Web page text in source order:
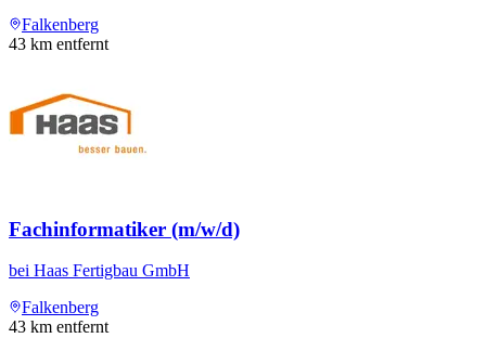
Falkenberg
43 km entfernt
Fachinformatiker (m/w/d)
bei Haas Fertigbau GmbH
Falkenberg
43 km entfernt